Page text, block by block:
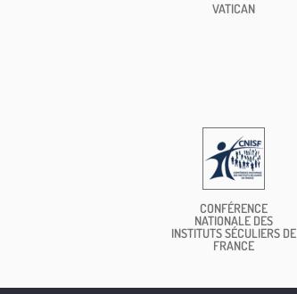
VATICAN
CONFÉRENCE
NATIONALE DES
INSTITUTS SÉCULIERS DE
FRANCE